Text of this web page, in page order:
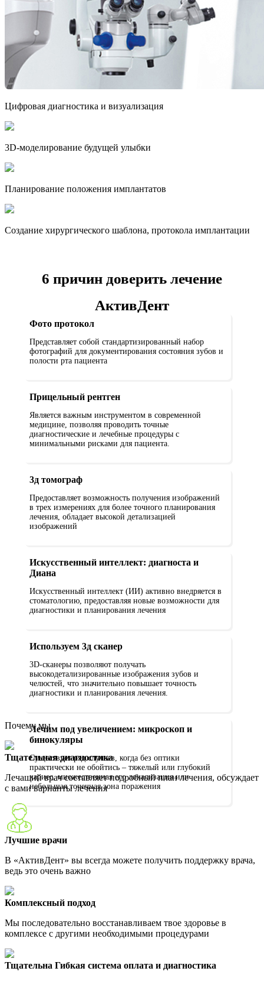
Цифровая диагностика и визуализация
3D-моделирование будущей улыбки
Планирование положения имплантатов
Создание хирургического шаблона, протокола имплантации
6 причин доверить лечение
АктивДент
Фото протокол
Представляет собой стандартизированный набор
фотографий для документирования состояния зубов и
полости рта пациента
Прицельный рентген
Является важным инструментом в современной
медицине, позволяя проводить точные
диагностические и лечебные процедуры с
минимальными рисками для пациента.
3д томограф
Предоставляет возможность получения изображений
в трех измерениях для более точного планирования
лечения, обладает высокой детализацией
изображений
Искусственный интеллект: диагноста и
Диана
Искусственный интеллект (ИИ) активно внедряется в
стоматологию, предоставляя новые возможности для
диагностики и планирования лечения
Используем 3д сканер
3D-сканеры позволяют получать
высокодетализированные изображения зубов и
челюстей, что значительно повышает точность
диагностики и планирования лечения.
Лечим под увеличением: микроскоп и
бинокуляры
Существует ряд случаев, когда без оптики
практически не обойтись – тяжелый или глубокий
кариес, множественная его локализация или
небольшая точечная зона поражения
Почему мы
Тщательная диагностика
Лечащий врач составляет подробный план лечения, обсуждает
с вами варианты лечения
Лучшие врачи
В «АктивДент» вы всегда можете получить поддержку врача,
ведь это очень важно
Комплексный подход
Мы последовательно восстанавливаем твое здоровье в
комплексе с другими необходимыми процедурами
Тщательна Гибкая система оплата и диагностика